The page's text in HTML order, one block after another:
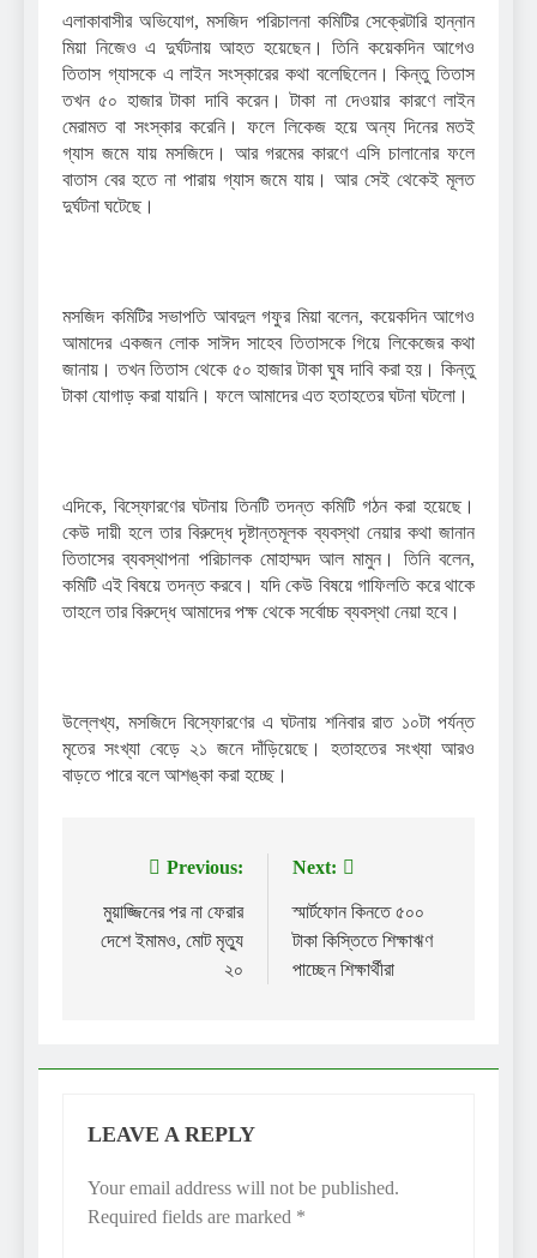
এলাকাবাসীর অভিযোগ, মসজিদ পরিচালনা কমিটির সেক্রেটারি হান্নান
মিয়া নিজেও এ দুর্ঘটনায় আহত হয়েছেন। তিনি কয়েকদিন আগেও
তিতাস গ্যাসকে এ লাইন সংস্কারের কথা বলেছিলেন। কিন্তু তিতাস
তখন ৫০ হাজার টাকা দাবি করেন। টাকা না দেওয়ার কারণে লাইন
মেরামত বা সংস্কার করেনি। ফলে লিকেজ হয়ে অন্য দিনের মতই
গ্যাস জমে যায় মসজিদে। আর গরমের কারণে এসি চালানোর ফলে
বাতাস বের হতে না পারায় গ্যাস জমে যায়। আর সেই থেকেই মূলত
দুর্ঘটনা ঘটেছে।
মসজিদ কমিটির সভাপতি আবদুল গফুর মিয়া বলেন, কয়েকদিন আগেও
আমাদের একজন লোক সাঈদ সাহেব তিতাসকে গিয়ে লিকেজের কথা
জানায়। তখন তিতাস থেকে ৫০ হাজার টাকা ঘুষ দাবি করা হয়। কিন্তু
টাকা যোগাড় করা যায়নি। ফলে আমাদের এত হতাহতের ঘটনা ঘটলো।
এদিকে, বিস্ফোরণের ঘটনায় তিনটি তদন্ত কমিটি গঠন করা হয়েছে।
কেউ দায়ী হলে তার বিরুদ্ধে দৃষ্টান্তমূলক ব্যবস্থা নেয়ার কথা জানান
তিতাসের ব্যবস্থাপনা পরিচালক মোহাম্মদ আল মামুন। তিনি বলেন,
কমিটি এই বিষয়ে তদন্ত করবে। যদি কেউ বিষয়ে গাফিলতি করে থাকে
তাহলে তার বিরুদ্ধে আমাদের পক্ষ থেকে সর্বোচ্চ ব্যবস্থা নেয়া হবে।
উল্লেখ্য, মসজিদে বিস্ফোরণের এ ঘটনায় শনিবার রাত ১০টা পর্যন্ত
মৃতের সংখ্যা বেড়ে ২১ জনে দাঁড়িয়েছে। হতাহতের সংখ্যা আরও
বাড়তে পারে বলে আশঙ্কা করা হচ্ছে।
navigation
Previous:
মুয়াজ্জিনের পর না ফেরার
দেশে ইমামও, মোট মৃত্যু
২০
Next:
স্মার্টফোন কিনতে ৫০০
টাকা কিস্তিতে শিক্ষাঋণ
পাচ্ছেন শিক্ষার্থীরা
LEAVE A REPLY
Your email address will not be published.
Required fields are marked *